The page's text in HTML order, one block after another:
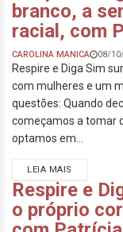
branco, a
racial, com
CAROLINA MANICA 08/
Respire e Diga Sim
com mulheres e um
questões: Quando
começamos a tomar
optamos em...
LEIA MAIS
Respire e
o próprio